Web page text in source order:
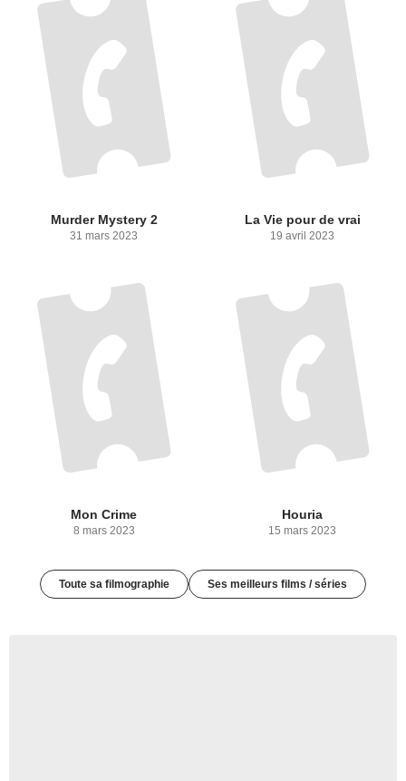
Murder Mystery 2
31 mars 2023
La Vie pour de vrai
19 avril 2023
Mon Crime
8 mars 2023
Houria
15 mars 2023
Toute sa filmographie Ses meilleurs films / séries